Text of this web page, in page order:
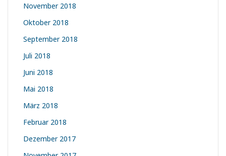
November 2018
Oktober 2018
September 2018
Juli 2018
Juni 2018
Mai 2018
März 2018
Februar 2018
Dezember 2017